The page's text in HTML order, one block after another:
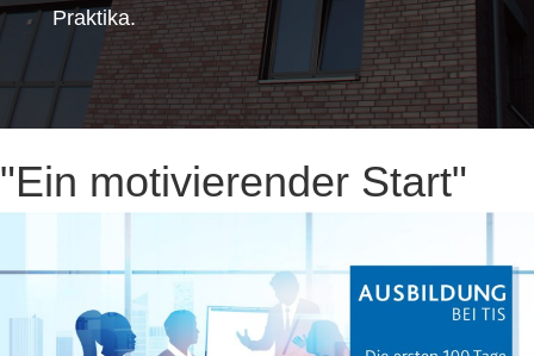
Praktika.
"Ein motivierender Start"